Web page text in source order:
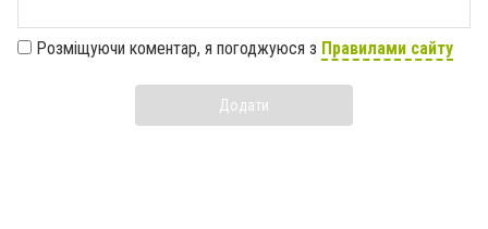
Розміщуючи коментар, я погоджуюся з Правилами сайту
Додати